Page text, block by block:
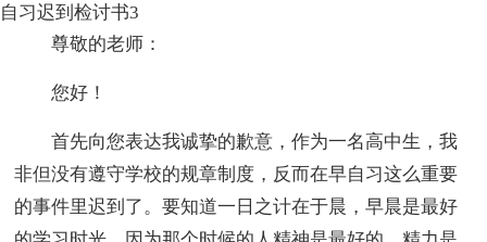
自习迟到检讨书3
尊敬的老师：
您好！
首先向您表达我诚挚的歉意，作为一名高中生，我
非但没有遵守学校的规章制度，反而在早自习这么重要
的事件里迟到了。要知道一日之计在于晨，早晨是最好